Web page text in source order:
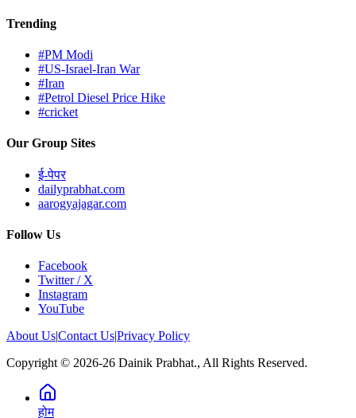
Trending
#PM Modi
#US-Israel-Iran War
#Iran
#Petrol Diesel Price Hike
#cricket
Our Group Sites
ई-पेपर
dailyprabhat.com
aarogyajagar.com
Follow Us
Facebook
Twitter / X
Instagram
YouTube
About Us|Contact Us|Privacy Policy
Copyright © 2026-26 Dainik Prabhat., All Rights Reserved.
होम